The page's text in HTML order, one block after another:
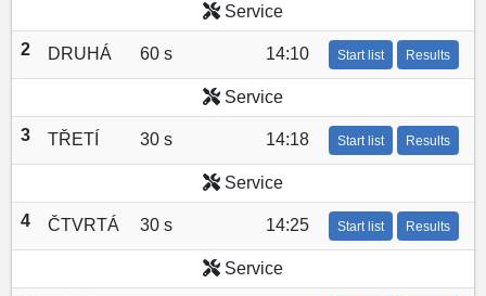
Service
2 DRUHÁ 60 s 14:10 Start list Results
Service
3 TŘETÍ 30 s 14:18 Start list Results
Service
4 ČTVRTÁ 30 s 14:25 Start list Results
Service